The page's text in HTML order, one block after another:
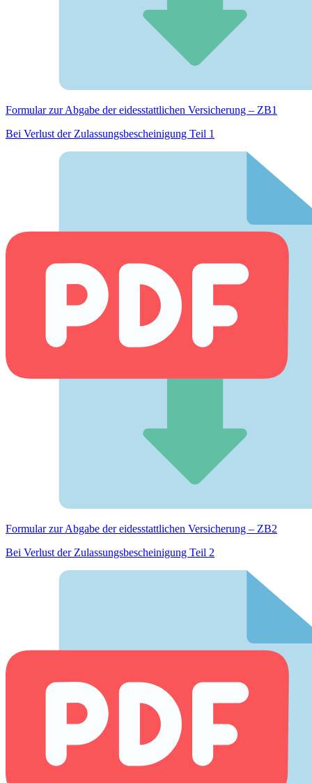
Formular zur Abgabe der eides­stattlichen Versicherung – ZB1
Bei Verlust der Zulassungsbescheinigung Teil 1
Formular zur Abgabe der eides­stattlichen Versicherung – ZB2
Bei Verlust der Zulassungsbescheinigung Teil 2